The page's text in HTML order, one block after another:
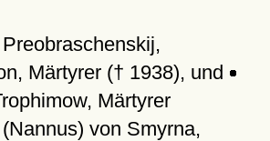
Märtyrer († 1938), und
Märtyrer
von Smyrna,